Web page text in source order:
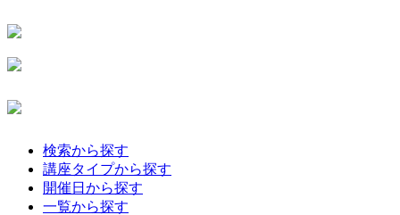
検索から探す
講座タイプから探す
開催日から探す
一覧から探す